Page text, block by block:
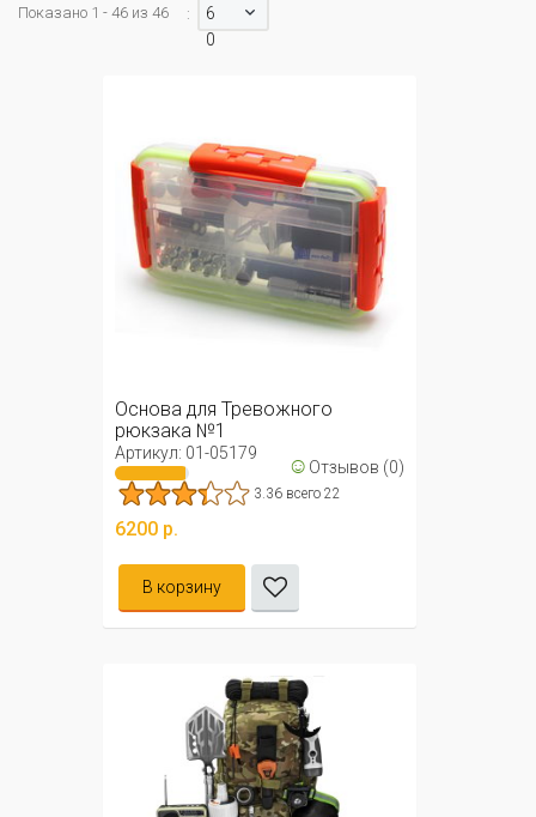
Показано 1 - 46 из 46 :
6
0
Основа для Тревожного
рюкзака №1
Артикул: 01-05179 ☺ Отзывов (0)
3.36 всего 22
6200 р.
В корзину